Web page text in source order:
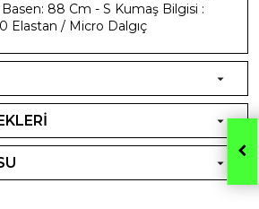
88 Cm - S Kumaş Bilgisi :
Elastan / Micro Dalgıç